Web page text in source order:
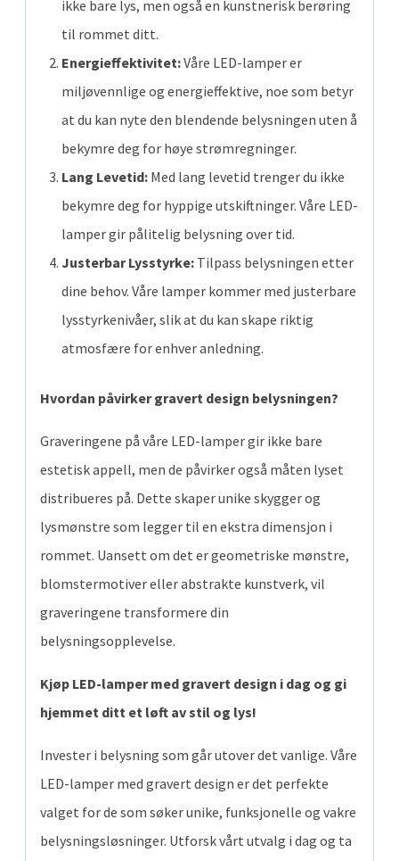
ikke bare lys, men også en kunstnerisk berøring
til rommet ditt.
Energieffektivitet:Våre LED-lamper er
miljøvennlige og energieffektive, noe som betyr
at du kan nyte den blendende belysningen uten å
bekymre deg for høye strømregninger.
Lang Levetid: Med lang levetid trenger du ikke
bekymre deg for hyppige utskiftninger. Våre LED-
lamper gir pålitelig belysning over tid.
Justerbar Lysstyrke: Tilpass belysningen etter
dine behov. Våre lamper kommer med justerbare
lysstyrkenivåer, slik at du kan skape riktig
atmosfære for enhver anledning.
Hvordan påvirker gravert design belysningen?
Graveringene på våre LED-lamper gir ikke bare
estetisk appell, men de påvirker også måten lyset
distribueres på. Dette skaper unike skygger og
lysmønstre som legger til en ekstra dimensjon i
rommet. Uansett om det er geometriske mønstre,
blomstermotiver eller abstrakte kunstverk, vil
graveringene transformere din
belysningsopplevelse.
Kjøp LED-lamper med gravert design i dag og gi
hjemmet ditt et løft av stil og lys!
Invester i belysning som går utover det vanlige. Våre
LED-lamper med gravert design er det perfekte
valget for de som søker unike, funksjonelle og vakre
belysningsløsninger. Utforsk vårt utvalg i dag og ta